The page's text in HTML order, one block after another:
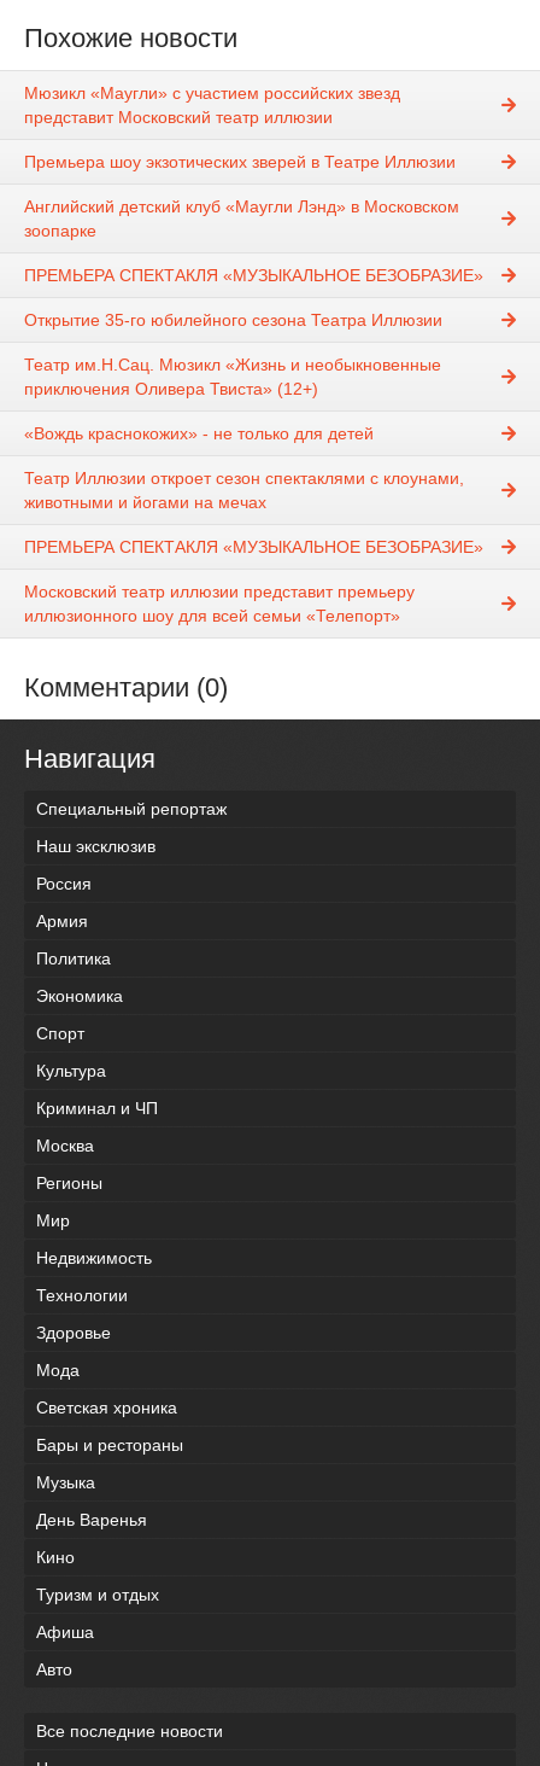
Похожие новости
Мюзикл «Маугли» с участием российских звезд
представит Московский театр иллюзии
Премьера шоу экзотических зверей в Театре Иллюзии
Английский детский клуб «Маугли Лэнд» в Московском
зоопарке
ПРЕМЬЕРА СПЕКТАКЛЯ «МУЗЫКАЛЬНОЕ БЕЗОБРАЗИЕ»
Открытие 35-го юбилейного сезона Театра Иллюзии
Театр им.Н.Сац. Мюзикл «Жизнь и необыкновенные
приключения Оливера Твиста» (12+)
«Вождь краснокожих» - не только для детей
Театр Иллюзии откроет сезон спектаклями с клоунами,
животными и йогами на мечах
ПРЕМЬЕРА СПЕКТАКЛЯ «МУЗЫКАЛЬНОЕ БЕЗОБРАЗИЕ»
Московский театр иллюзии представит премьеру
иллюзионного шоу для всей семьи «Телепорт»
Комментарии (0)
Навигация
Специальный репортаж
Наш эксклюзив
Россия
Армия
Политика
Экономика
Спорт
Культура
Криминал и ЧП
Москва
Регионы
Мир
Недвижимость
Технологии
Здоровье
Мода
Светская хроника
Бары и рестораны
Музыка
День Варенья
Кино
Туризм и отдых
Афиша
Авто
Все последние новости